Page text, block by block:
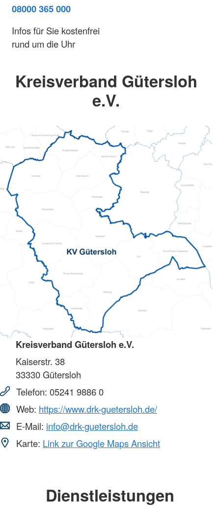
08000 365 000
Infos für Sie kostenfrei
rund um die Uhr
Kreisverband Gütersloh
e.V.
Kreisverband Gütersloh e.V.
Kaiserstr. 38
33330Gütersloh
Telefon: 05241 9886 0
Web: https://www.drk-guetersloh.de/
E-Mail: info@drk-guetersloh.de
Karte: Link zur Google Maps Ansicht
Dienstleistungen